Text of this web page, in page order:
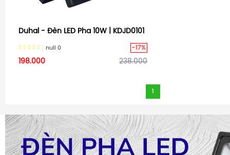
Duhal - Đèn LED Pha 10W | KDJD0101
null 0 -17%
198.000 238.000